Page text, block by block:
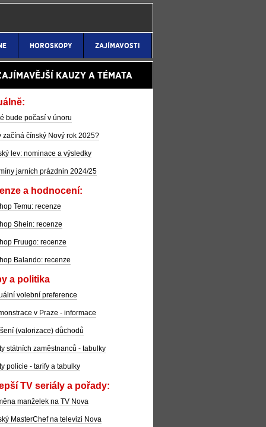
HOROSKOPY ZAJÍMAVOSTI
KAUZY A TÉMATA
bude počasí v únoru
začíná čínský Nový rok 2025?
lev: nominace a výsledky
jarních prázdnin 2024/25
a hodnocení:
Temu: recenze
Shein: recenze
Fruugo: recenze
Balando: recenze
a politika
volební preference
v Praze - informace
(valorizace) důchodů
státních zaměstnanců - tabulky
policie - tarify a tabulky
TV seriály a pořady:
manželek na TV Nova
MasterChef na televizi Nova